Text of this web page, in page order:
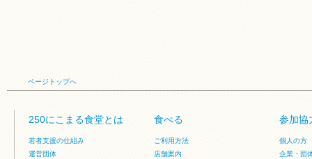
ページトップへ
250にこまる食堂とは
若者支援の仕組み
運営団体
食べる
ご利用方法
店舗案内
参加協
個人の方
企業・団